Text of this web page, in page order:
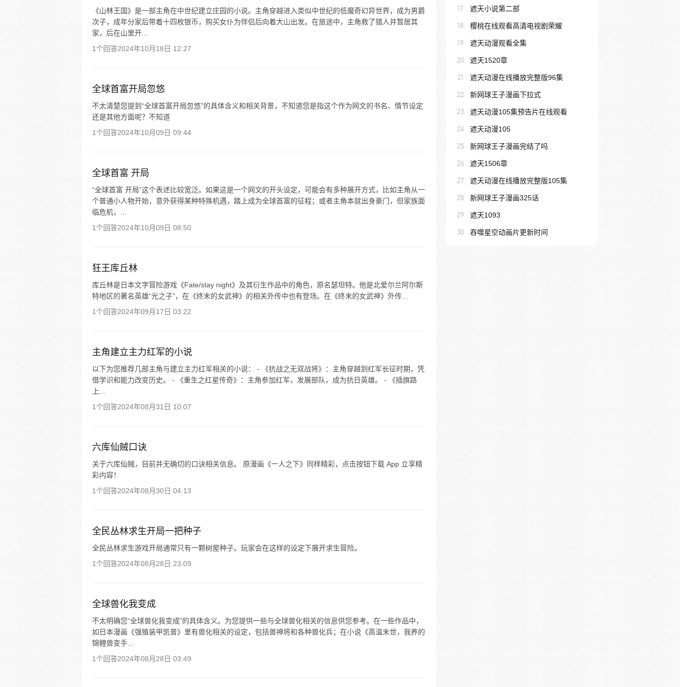
《山林王国》是一部主角在中世纪建立庄园的小说。主角穿越进入类似中世纪的低魔奇幻异世界，成为男爵
次子，成年分家后带着十四枚银币，购买女仆为伴侣后向着大山出发。在旅途中，主角救了猎人并暂居其
家，后在山里开...
1个回答2024年10月18日 12:27
全球首富开局忽悠
不太清楚您提到“全球首富开局忽悠”的具体含义和相关背景，不知道您是指这个作为网文的书名、情节设定
还是其他方面呢？不知道
1个回答2024年10月09日 09:44
全球首富 开局
“全球首富 开局”这个表述比较宽泛。如果这是一个网文的开头设定，可能会有多种展开方式，比如主角从一
个普通小人物开始，意外获得某种特殊机遇，踏上成为全球首富的征程；或者主角本就出身豪门，但家族面
临危机，...
1个回答2024年10月09日 08:50
狂王库丘林
库丘林是日本文字冒险游戏《Fate/stay night》及其衍生作品中的角色，原名瑟坦特。他是北爱尔兰阿尔斯
特地区的著名英雄“光之子”，在《终末的女武神》的相关外传中也有登场。在《终末的女武神》外传...
1个回答2024年09月17日 03:22
主角建立主力红军的小说
以下为您推荐几部主角与建立主力红军相关的小说： - 《抗战之无双战将》：主角穿越到红军长征时期，凭
借学识和能力改变历史。 - 《重生之红星传奇》：主角参加红军，发展部队，成为抗日英雄。 - 《插旗路
上...
1个回答2024年08月31日 10:07
六库仙贼口诀
关于六库仙贼，目前并无确切的口诀相关信息。 原漫画《一人之下》同样精彩，点击按钮下载 App 立享精
彩内容！
1个回答2024年08月30日 04:13
全民丛林求生开局一把种子
全民丛林求生游戏开局通常只有一颗树屋种子。玩家会在这样的设定下展开求生冒险。
1个回答2024年08月28日 23:09
全球兽化我变成
不太明确您“全球兽化我变成”的具体含义。为您提供一些与全球兽化相关的信息供您参考。在一些作品中，
如日本漫画《强殖装甲凯普》里有兽化相关的设定，包括兽神将和各种兽化兵；在小说《高温末世，我养的
锦鲤兽变手...
1个回答2024年08月28日 03:49
17 遮天小说第二部
18 樱桃在线观看高清电视剧荣耀
19 遮天动漫观看全集
20 遮天1520章
21 遮天动漫在线播放完整版96集
22 新网球王子漫画下拉式
23 遮天动漫105集预告片在线观看
24 遮天动漫105
25 新网球王子漫画完结了吗
26 遮天1506章
27 遮天动漫在线播放完整版105集
28 新网球王子漫画325话
29 遮天1093
30 吞噬星空动画片更新时间